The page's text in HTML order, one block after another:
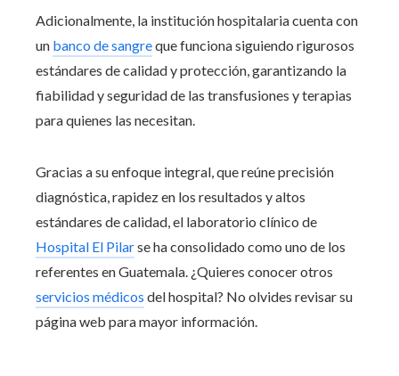
Adicionalmente, la institución hospitalaria cuenta con
un banco de sangreque funciona siguiendo rigurosos
estándares de calidad y protección, garantizando la
fiabilidad y seguridad de las transfusiones y terapias
para quienes las necesitan.
Gracias a su enfoque integral, que reúne precisión
diagnóstica, rapidez en los resultados y altos
estándares de calidad, el laboratorio clínico de
Hospital El Pilarse ha consolidado como uno de los
referentes en Guatemala. ¿Quieres conocer otros
servicios médicos del hospital? No olvides revisar su
página web para mayor información.